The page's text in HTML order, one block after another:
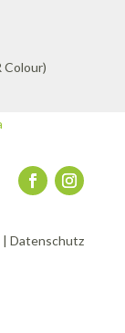
|Datenschutz